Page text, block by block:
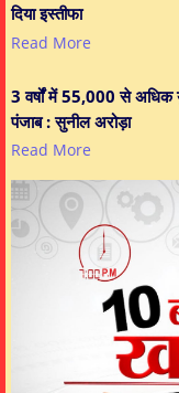
दिया इस्तीफा
Read More
3 वर्षों में 55,000 से अधिक
पंजाब : सुनील अरोड़ा
Read More